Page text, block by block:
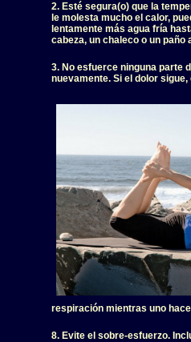
2. Esté segura(o) que la
le molesta mucho el calor,
lentamente más agua fría
cabeza, un chaleco o un paño
3. No esfuerce ninguna parte
nuevamente. Si el dolor
respiración mientras uno
8. Evite el sobre-esfuerzo.